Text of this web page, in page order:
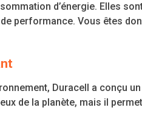
d’énergie. Elles
performance. Vous êtes
Duracell a conçu un
de la planète, mais il